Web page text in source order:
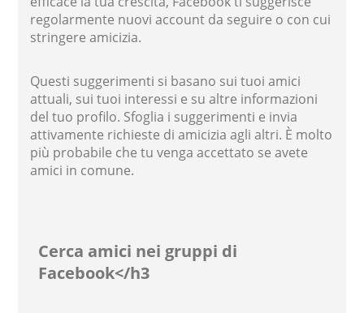
regolarmente nuovi account da seguire o con cui
stringere amicizia.
Questi suggerimenti si basano sui tuoi amici
attuali, sui tuoi interessi e su altre informazioni
del tuo profilo. Sfoglia i suggerimenti e invia
attivamente richieste di amicizia agli altri. È molto
più probabile che tu venga accettato se avete
amici in comune.
Cerca amici nei gruppi di
Facebook</h3